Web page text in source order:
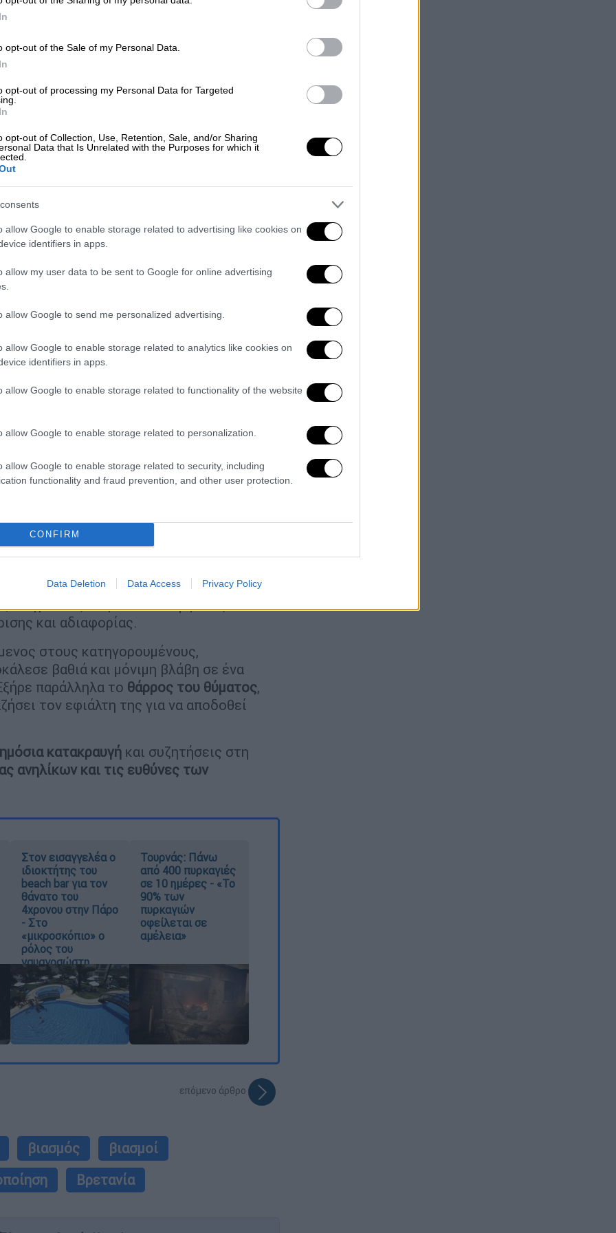
opt-out of the Sale of my Personal Data.
opt-out of processing my Personal Data for Targeted
opt-out of Collection, Use, Retention, Sale, and/or Sharing
Data that Is Unrelated with the Purposes for which it
allow Google to enable storage related to advertising like cookies on
identifiers in apps.
allow my user data to be sent to Google for online advertising
allow Google to send me personalized advertising.
allow Google to enable storage related to analytics like cookies on
identifiers in apps.
allow Google to enable storage related to functionality of the website
allow Google to enable storage related to personalization.
allow Google to enable storage related to security, including
functionality and fraud prevention, and other user protection.
CONFIRM
Data Deletion Data Access Privacy Policy
ισχύ, ωστόσο χρησιμοποιήθηκε για να
πάνω της.
σταθμό στην Ουκρανία -
στο Ιράν - Καταδίκη για
του Εφετείου
for 23 years, and seven other men
was 13, a court heard
October 3, 2025
ότι η πρωτόδικη απόφαση ήταν
άνδρες, ηλικίας 39 έως 45 ετών, για
ποινές που ξεπερνούν τα
ότι το κορίτσιείχε πέσει θύμα
, ενώ η έρευνα για άλλους
η νεαρή γυναίκα, πλέον ενήλικη,
και αδιαφορίας.
στους κατηγορουμένους,
βαθιά και μόνιμη βλάβη σε ένα
παράλληλα το θάρρος του θύματος,
τον εφιάλτη της για να αποδοθεί
κατακραυγή και συζητήσεις στη
ανηλίκων και τις ευθύνες των
Στον εισαγγελέα ο
ιδιοκτήτης του
beach bar για τον
θάνατο του
4χρονου στην Πάρο
- Στο
«μικροσκόπιο» ο
ρόλος του
ναυαγοσώστη
Τουρνάς: Πάνω
από 400 πυρκαγιές
σε 10 ημέρες - «Το
90% των
πυρκαγιών
οφείλεται σε
αμέλεια»
επόμενο άρθρο
βιασμός
βιασμοί
Βρετανία